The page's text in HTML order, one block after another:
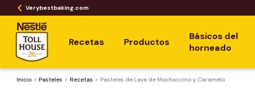
Verybestbaking.com
Recetas Productos
Básicos del
horneado
Inicio Pasteles Recetas Pasteles de Lava de Mochaccino y Caramelo